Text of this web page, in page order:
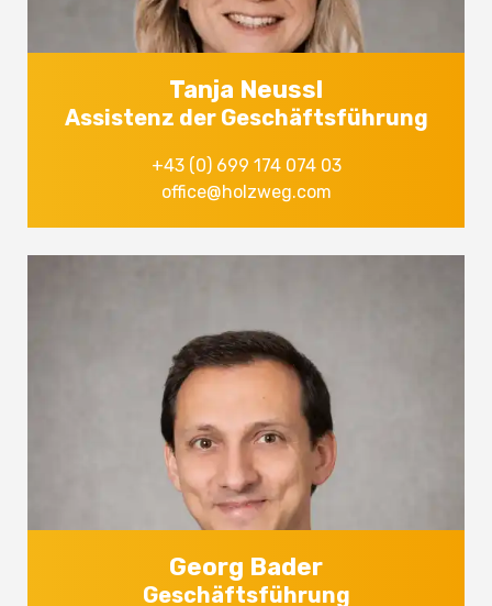
Tanja Neussl
Assistenz der Geschäftsführung
+43 (0) 699 174 074 03
office@holzweg.com
Georg Bader
Geschäftsführung